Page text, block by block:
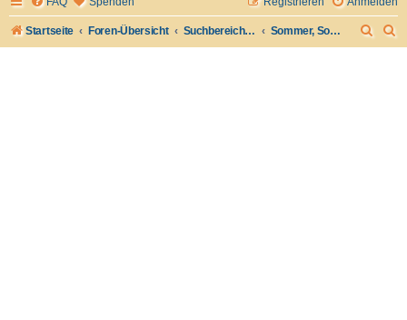
Startseite Foren-Übersicht Suchbereich I - Flirt verloren- Flirt wiederfinden Sommer, Sonne, Strand/Schwimmbad